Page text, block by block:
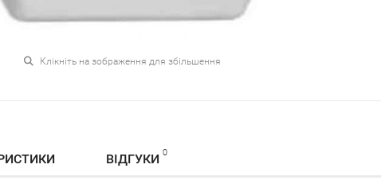
Клікніть на зображення для збільшення
ВІДГУКИ 0